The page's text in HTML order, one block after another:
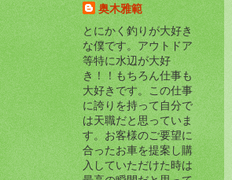
奥木雅範
とにかく釣りが大好き
な僕です。アウトドア
等特に水辺が大好
き！！もちろん仕事も
大好きです。この仕事
に誇りを持って自分で
は天職だと思っていま
す。お客様のご要望に
合ったお車を提案し購
入していただけた時は